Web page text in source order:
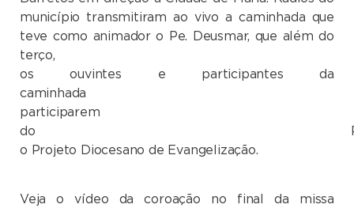
município transmitiram ao vivo a caminhada que
teve como animador o Pe. Deusmar, que além do
terço,
os ouvintes e participantes da
participarem
do
o Projeto Diocesano de Evangelização.
Veja o vídeo da coroação no final da missa